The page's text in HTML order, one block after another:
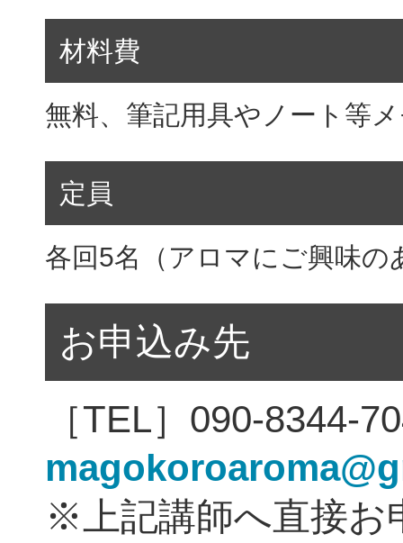
材料費
無料、筆記用具やノート等
定員
各回5名（アロマにご興味の
お申込み先
［TEL］090-8344-
※上記講師へ直接お